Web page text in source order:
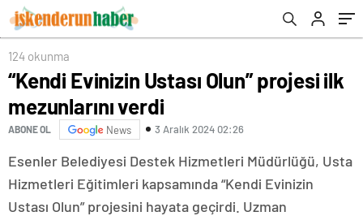
124 okunma
“Kendi Evinizin Ustası Olun” projesi ilk
mezunlarını verdi
ABONE OL News 3 Aralık 2024 02:26
Esenler Belediyesi Destek Hizmetleri Müdürlüğü, Usta
Hizmetleri Eğitimleri kapsamında “Kendi Evinizin
Ustası Olun” projesini hayata geçirdi. Uzman
gönderilen görüntüler incelendi! Nevzat
Bahtiyar ve Arif Güran…